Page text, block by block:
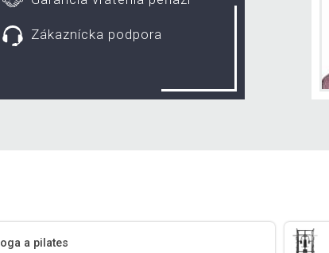
Zákaznícka podpora
a pilates